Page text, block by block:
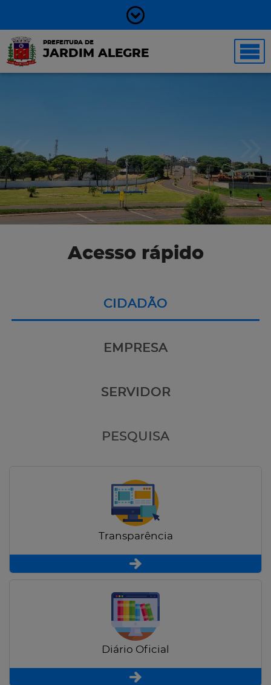
PREFEITURA DE
JARDIM ALEGRE
Acesso rápido
CIDADÃO
EMPRESA
SERVIDOR
PESQUISA
Transparência
Diário Oficial